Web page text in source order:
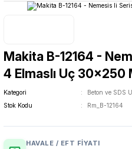
Makita B-12164 -
4 Elmaslı Uç 30x250
Kategori
Beton ve SDS
Stok Kodu
Rm_B-12164
HAVALE / EFT FIYATI